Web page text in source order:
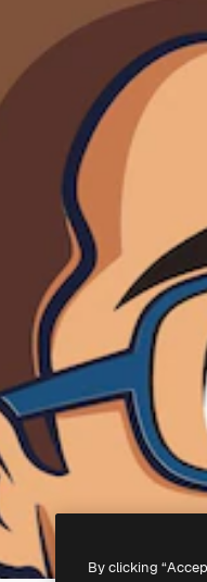
By clicking